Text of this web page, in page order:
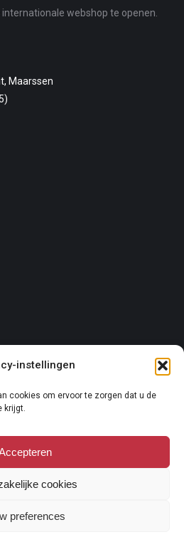
instellingen
cookies om ervoor te zorgen dat u de
krijgt.
cookies
preferences
webshop te openen.
Maarssen
gekopieerd en/of op andere wijze